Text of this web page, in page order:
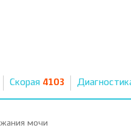
Скорая 4103
мочи